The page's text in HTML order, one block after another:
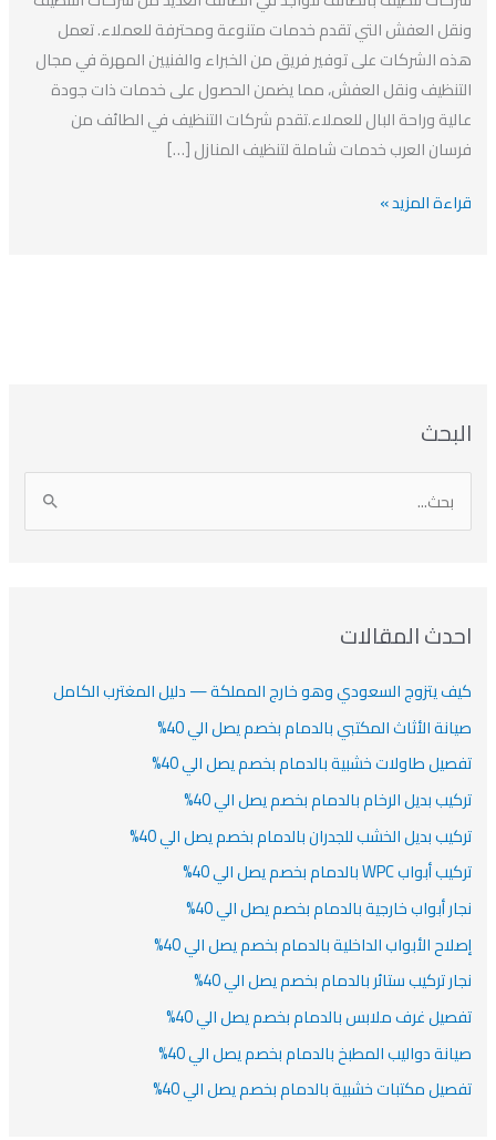
ونقل العفش التي تقدم خدمات متنوعة ومحترفة للعملاء. تعمل
هذه الشركات على توفير فريق من الخبراء والفنيين المهرة في مجال
التنظيف ونقل العفش، مما يضمن الحصول على خدمات ذات جودة
عالية وراحة البال للعملاء.تقدم شركات التنظيف في الطائف من
فرسان العرب خدمات شاملة لتنظيف المنازل […]
التنظيف
ونقل
عفش
بالطائف
قراءة المزيد »
البحث
ل
ث
ن
:
احدث المقالات
كيف يتزوج السعودي وهو خارج المملكة — دليل المغترب الكامل
صيانة الأثاث المكتبي بالدمام بخصم يصل الي 40%
تفصيل طاولات خشبية بالدمام بخصم يصل الي 40%
تركيب بديل الرخام بالدمام بخصم يصل الي 40%
تركيب بديل الخشب للجدران بالدمام بخصم يصل الي 40%
تركيب أبواب WPC بالدمام بخصم يصل الي 40%
نجار أبواب خارجية بالدمام بخصم يصل الي 40%
إصلاح الأبواب الداخلية بالدمام بخصم يصل الي 40%
نجار تركيب ستائر بالدمام بخصم يصل الي 40%
تفصيل غرف ملابس بالدمام بخصم يصل الي 40%
صيانة دواليب المطبخ بالدمام بخصم يصل الي 40%
تفصيل مكتبات خشبية بالدمام بخصم يصل الي 40%
ل
ش
ص
ف
ل
ش
ل
ن
ا